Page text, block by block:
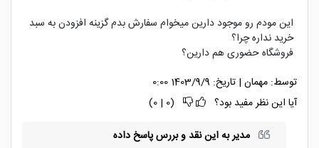
این مودم رو موجود دارین میخوام سفارش بدم گزینه افزودن به سبد
خرید نداره چرا؟
فروشگاه حضوری هم دارین؟
توسط: مهمان | تاریخ: 1403/9/9 0:00
آیا این نظر مفید بود؟
(
0
|
0
)
مدیر به این نقد و بررس پاسخ داده